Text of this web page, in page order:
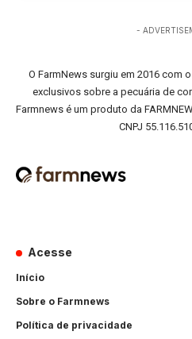
-
O FarmNews surgiu em 2016 com
exclusivos sobre a pecuária de
Farmnews é um produto da
CNPJ
Acesse
Início
Sobre o Farmnews
Política de privacidade